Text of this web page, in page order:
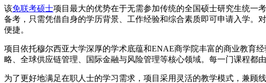
该免联考硕士项目最大的优势在于无需参加传统的全国硕士研究生统一
备考，只需凭借自身的学历背景、工作经验和综合素质即可申请入学。
便捷。
项目依托穆尔西亚大学深厚的学术底蕴和ENAE商学院丰富的商业教育
略、全球供应链管理、国际金融与风险管理等核心领域。每一门课程都
为了更好地满足在职人士的学习需求，项目采用灵活的教学模式，兼